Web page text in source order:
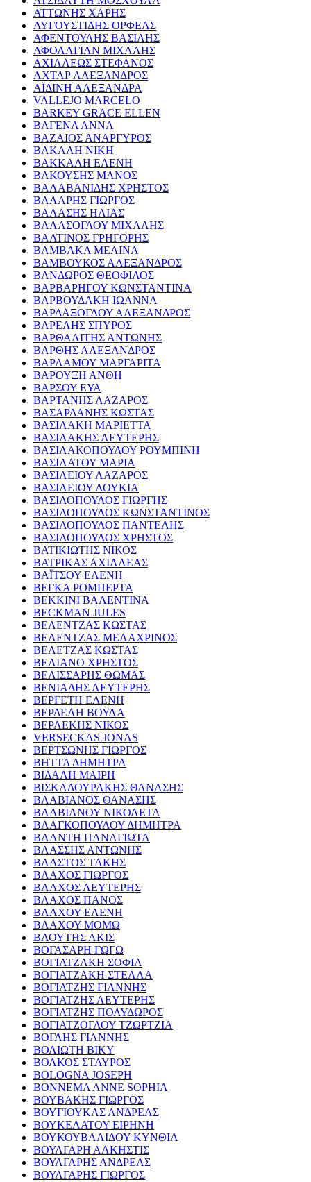
ΑΤΤΩΝΗΣ ΧΑΡΗΣ
ΑΥΓΟΥΣΤΙΔΗΣ ΟΡΦΕΑΣ
ΑΦΕΝΤΟΥΛΗΣ ΒΑΣΙΛΗΣ
ΑΦΟΛΑΓΙΑΝ ΜΙΧΑΛΗΣ
ΑΧΙΛΛΕΩΣ ΣΤΕΦΑΝΟΣ
ΑΧΤΑΡ ΑΛΕΞΑΝΔΡΟΣ
ΑΪΔΙΝΗ ΑΛΕΞΑΝΔΡΑ
VALLEJO MARCELO
BARKEY GRACE ELLEN
ΒΑΓΕΝΑ ΑΝΝΑ
ΒΑΖΑΙΟΣ ΑΝΑΡΓΥΡΟΣ
ΒΑΚΑΛΗ ΝΙΚΗ
ΒΑΚΚΑΛΗ ΕΛΕΝΗ
ΒΑΚΟΥΣΗΣ ΜΑΝΟΣ
ΒΑΛΑΒΑΝΙΔΗΣ ΧΡΗΣΤΟΣ
ΒΑΛΑΡΗΣ ΓΙΩΡΓΟΣ
ΒΑΛΑΣΗΣ ΗΛΙΑΣ
ΒΑΛΑΣΟΓΛΟΥ ΜΙΧΑΛΗΣ
ΒΑΛΤΙΝΟΣ ΓΡΗΓΟΡΗΣ
ΒΑΜΒΑΚΑ ΜΕΛΙΝΑ
ΒΑΜΒΟΥΚΟΣ ΑΛΕΞΑΝΔΡΟΣ
ΒΑΝΔΩΡΟΣ ΘΕΟΦΙΛΟΣ
ΒΑΡΒΑΡΗΓΟΥ ΚΩΝΣΤΑΝΤΙΝΑ
ΒΑΡΒΟΥΔΑΚΗ ΙΩΑΝΝΑ
ΒΑΡΔΑΞΟΓΛΟΥ ΑΛΕΞΑΝΔΡΟΣ
ΒΑΡΕΛΗΣ ΣΠΥΡΟΣ
ΒΑΡΘΑΛΙΤΗΣ ΑΝΤΩΝΗΣ
ΒΑΡΘΗΣ ΑΛΕΞΑΝΔΡΟΣ
ΒΑΡΛΑΜΟΥ ΜΑΡΓΑΡΙΤΑ
ΒΑΡΟΥΞΗ ΑΝΘΗ
ΒΑΡΣΟΥ ΕΥΑ
ΒΑΡΤΑΝΗΣ ΛΑΖΑΡΟΣ
ΒΑΣΑΡΔΑΝΗΣ ΚΩΣΤΑΣ
ΒΑΣΙΛΑΚΗ ΜΑΡΙΕΤΤΑ
ΒΑΣΙΛΑΚΗΣ ΛΕΥΤΕΡΗΣ
ΒΑΣΙΛΑΚΟΠΟΥΛΟΥ ΡΟΥΜΠΙΝΗ
ΒΑΣΙΛΑΤΟΥ ΜΑΡΙΑ
ΒΑΣΙΛΕΙΟΥ ΛΑΖΑΡΟΣ
ΒΑΣΙΛΕΙΟΥ ΛΟΥΚΙΑ
ΒΑΣΙΛΟΠΟΥΛΟΣ ΓΙΩΡΓΗΣ
ΒΑΣΙΛΟΠΟΥΛΟΣ ΚΩΝΣΤΑΝΤΙΝΟΣ
ΒΑΣΙΛΟΠΟΥΛΟΣ ΠΑΝΤΕΛΗΣ
ΒΑΣΙΛΟΠΟΥΛΟΣ ΧΡΗΣΤΟΣ
ΒΑΤΙΚΙΩΤΗΣ ΝΙΚΟΣ
ΒΑΤΡΙΚΑΣ ΑΧΙΛΛΕΑΣ
ΒΑΪΤΣΟΥ ΕΛΕΝΗ
ΒΕΓΚΑ ΡΟΜΠΕΡΤΑ
ΒΕΚΚΙΝΙ ΒΑΛΕΝΤΙΝΑ
BECKMAN JULES
ΒΕΛΕΝΤΖΑΣ ΚΩΣΤΑΣ
ΒΕΛΕΝΤΖΑΣ ΜΕΛΑΧΡΙΝΟΣ
ΒΕΛΕΤΖΑΣ ΚΩΣΤΑΣ
ΒΕΛΙΑΝΟ ΧΡΗΣΤΟΣ
ΒΕΛΙΣΣΑΡΗΣ ΘΩΜΑΣ
ΒΕΝΙΑΔΗΣ ΛΕΥΤΕΡΗΣ
ΒΕΡΓΕΤΗ ΕΛΕΝΗ
ΒΕΡΔΕΛΗ ΒΟΥΛΑ
ΒΕΡΛΕΚΗΣ ΝΙΚΟΣ
VERSECKAS JONAS
ΒΕΡΤΣΩΝΗΣ ΓΙΩΡΓΟΣ
ΒΗΤΤΑ ΔΗΜΗΤΡΑ
ΒΙΔΑΛΗ ΜΑΙΡΗ
ΒΙΣΚΑΔΟΥΡΑΚΗΣ ΘΑΝΑΣΗΣ
ΒΛΑΒΙΑΝΟΣ ΘΑΝΑΣΗΣ
ΒΛΑΒΙΑΝΟΥ ΝΙΚΟΛΕΤΑ
ΒΛΑΓΚΟΠΟΥΛΟΥ ΔΗΜΗΤΡΑ
ΒΛΑΝΤΗ ΠΑΝΑΓΙΩΤΑ
ΒΛΑΣΣΗΣ ΑΝΤΩΝΗΣ
ΒΛΑΣΤΟΣ ΤΑΚΗΣ
ΒΛΑΧΟΣ ΓΙΩΡΓΟΣ
ΒΛΑΧΟΣ ΛΕΥΤΕΡΗΣ
ΒΛΑΧΟΣ ΠΑΝΟΣ
ΒΛΑΧΟΥ ΕΛΕΝΗ
ΒΛΑΧΟΥ ΜΟΜΩ
ΒΛΟΥΤΗΣ ΑΚΙΣ
ΒΟΓΑΣΑΡΗ ΓΩΓΩ
ΒΟΓΙΑΤΖΑΚΗ ΣΟΦΙΑ
ΒΟΓΙΑΤΖΑΚΗ ΣΤΕΛΛΑ
ΒΟΓΙΑΤΖΗΣ ΓΙΑΝΝΗΣ
ΒΟΓΙΑΤΖΗΣ ΛΕΥΤΕΡΗΣ
ΒΟΓΙΑΤΖΗΣ ΠΟΛΥΔΩΡΟΣ
ΒΟΓΙΑΤΖΟΓΛΟΥ ΤΖΩΡΤΖΙΑ
ΒΟΓΛΗΣ ΓΙΑΝΝΗΣ
ΒΟΛΙΩΤΗ ΒΙΚΥ
ΒΟΛΚΟΣ ΣΤΑΥΡΟΣ
BOLOGNA JOSEPH
BONNEMA ANNE SOPHIA
ΒΟΥΒΑΚΗΣ ΓΙΩΡΓΟΣ
ΒΟΥΓΙΟΥΚΑΣ ΑΝΔΡΕΑΣ
ΒΟΥΚΕΛΑΤΟΥ ΕΙΡΗΝΗ
ΒΟΥΚΟΥΒΑΛΙΔΟΥ ΚΥΝΘΙΑ
ΒΟΥΛΓΑΡΗ ΑΛΚΗΣΤΙΣ
ΒΟΥΛΓΑΡΗΣ ΑΝΔΡΕΑΣ
ΒΟΥΛΓΑΡΗΣ ΓΙΩΡΓΟΣ